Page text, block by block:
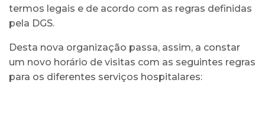
termos legais e de acordo com as regras definidas
pela DGS.
Desta nova organização passa, assim, a constar
um novo horário de visitas com as seguintes regras
para os diferentes serviços hospitalares: